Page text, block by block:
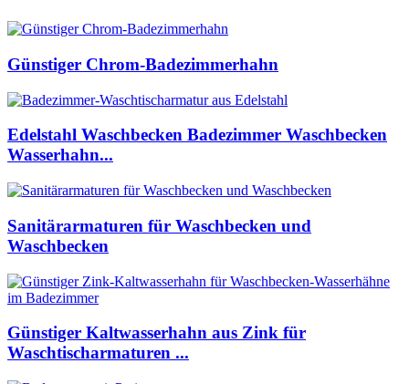
Günstiger Chrom-Badezimmerhahn
Edelstahl Waschbecken Badezimmer Waschbecken
Wasserhahn...
Sanitärarmaturen für Waschbecken und
Waschbecken
Günstiger Kaltwasserhahn aus Zink für
Waschtischarmaturen ...